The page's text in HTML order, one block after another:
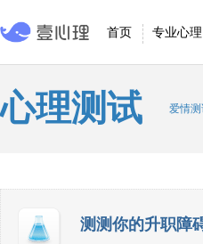
首页 专业心
心理测试 爱情
测测你的升职障